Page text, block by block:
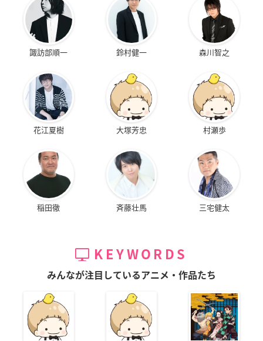
諏訪部順一 鈴村健一 森川智之
花江夏樹 大塚芳忠 村瀬歩
稲田徹 斉藤壮馬 三宅健太
KEYWORDS
みんなが注目しているアニメ・作品たち